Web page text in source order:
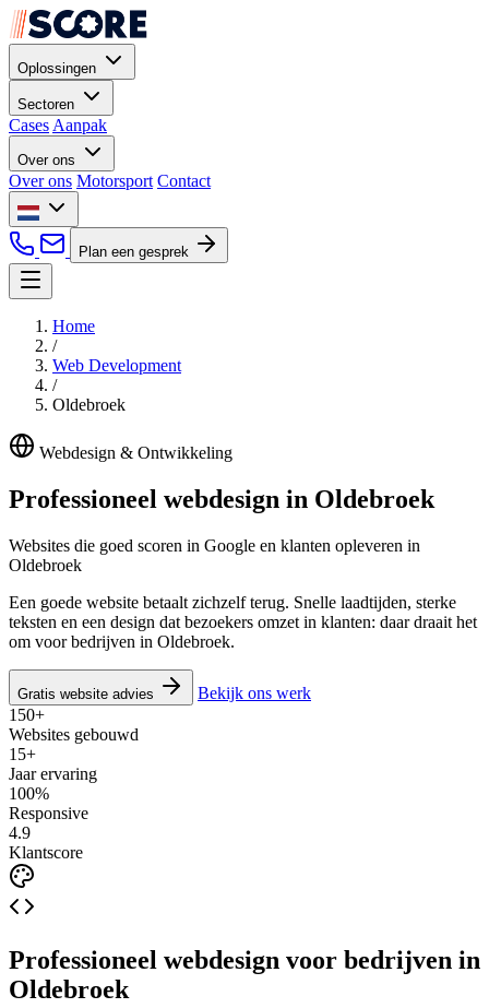
Oplossingen
Sectoren
Cases Aanpak
Over ons
Over ons Motorsport Contact
Plan een gesprek
Home
/
Web Development
/
Oldebroek
Webdesign & Ontwikkeling
Professioneel webdesign in Oldebroek
Websites die goed scoren in Google en klanten opleveren in
Oldebroek
Een goede website betaalt zichzelf terug. Snelle laadtijden, sterke
teksten en een design dat bezoekers omzet in klanten: daar draait het
om voor bedrijven in Oldebroek.
Gratis website advies
Bekijk ons werk
150+
Websites gebouwd
15+
Jaar ervaring
100%
Responsive
4.9
Klantscore
Professioneel webdesign voor bedrijven in
Oldebroek